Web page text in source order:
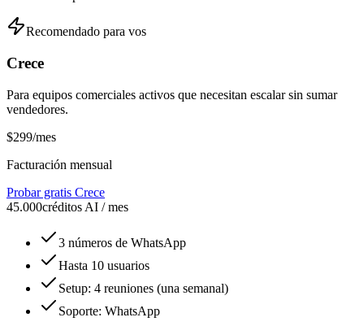
Recomendado para vos
Crece
Para equipos comerciales activos que necesitan escalar sin sumar
vendedores.
$299/mes
Facturación mensual
Probar gratis Crece
45.000créditos AI / mes
3 números de WhatsApp
Hasta 10 usuarios
Setup: 4 reuniones (una semanal)
Soporte: WhatsApp